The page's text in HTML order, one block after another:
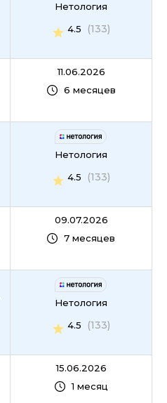
Нетология
4.5
(133)
11.06.2026
6 месяцев
Нетология
4.5
(133)
09.07.2026
7 месяцев
Нетология
4.5
(133)
15.06.2026
1 месяц